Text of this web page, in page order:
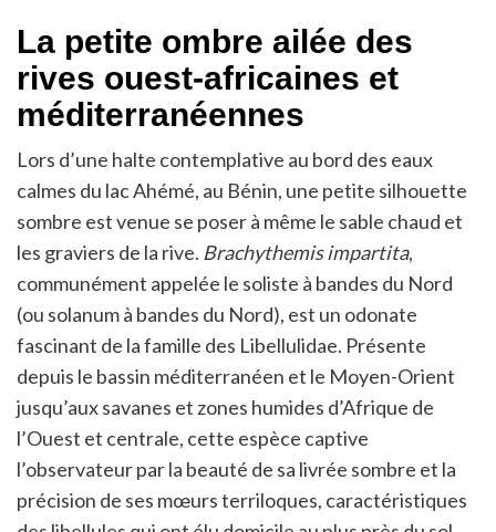
La petite ombre ailée des
rives ouest-africaines et
méditerranéennes
Lors d’une halte contemplative au bord des eaux
calmes du lac Ahémé, au Bénin, une petite silhouette
sombre est venue se poser à même le sable chaud et
les graviers de la rive. Brachythemis impartita,
communément appelée le soliste à bandes du Nord
(ou solanum à bandes du Nord), est un odonate
fascinant de la famille des Libellulidae. Présente
depuis le bassin méditerranéen et le Moyen-Orient
jusqu’aux savanes et zones humides d’Afrique de
l’Ouest et centrale, cette espèce captive
l’observateur par la beauté de sa livrée sombre et la
précision de ses mœurs terriloques, caractéristiques